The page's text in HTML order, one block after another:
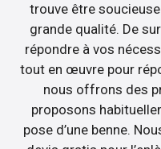
trouve être
grande qualité. De
répondre à vos
tout en œuvre pour
nous offrons des
proposons
pose d’une benne.